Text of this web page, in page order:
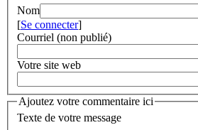
Nom
[Se connecter]
Courriel (non publié)
Votre site web
Ajoutez votre commentaire ici
Texte de votre message